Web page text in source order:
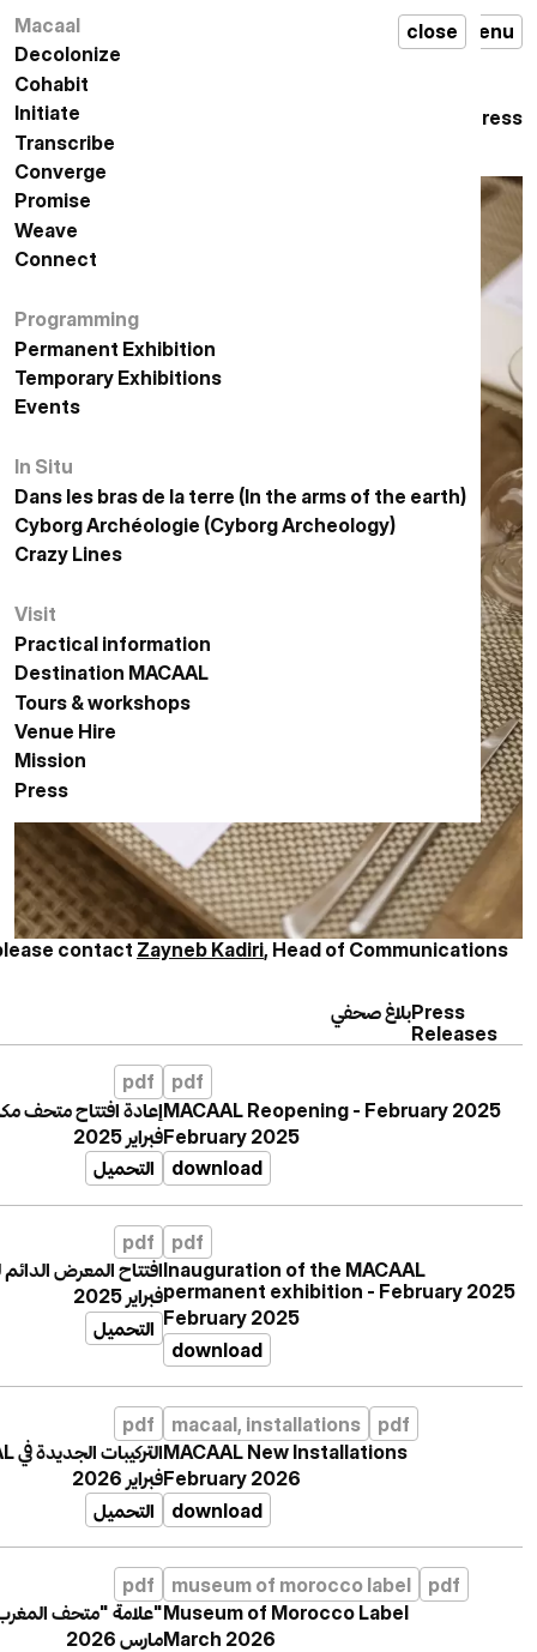
إغلاق
تفكيك الاستعمار
التدوين
البرمجة
معرض دائم
المعارض المؤقتة
في أحضان الأرض
أركيولوجيا السايبورغ
الخطوط المجنونة
معلومات عملية
الوجهة مكال
زيارات وورش عمل
حجز الفضاءات
close
Macaal
Decolonize
Cohabit
Initiate
Transcribe
Converge
Promise
Weave
Connect
Programming
Permanent Exhibition
Temporary Exhibitions
Events
In Situ
Dans les bras de la terre (In the arms of the earth)
Cyborg Archéologie (Cyborg Archeology)
Crazy Lines
Visit
Practical information
Destination MACAAL
Tours & workshops
Venue Hire
Mission
Press
قائمة en menu
Press
contact Zayneb Kadiri, Head of Communications
بلاغ صحفيPress
Releases
pdf
إعادة افتتاح متحف
فبراير 2025
التحميل
pdf
MACAAL Reopening - February 2025
February 2025
download
pdf
افتتاح المعرض
فبراير 2025
التحميل
pdf
Inauguration of the MACAAL
permanent exhibition - February 2025
February 2025
download
pdf
التركيبات الجديدة في MACAAL
فبراير 2026
التحميل
macaal, installations
pdf
MACAAL New Installations
February 2026
download
pdf
"علامة "متحف
مارس 2026
museum of morocco label
pdf
Museum of Morocco Label
March 2026